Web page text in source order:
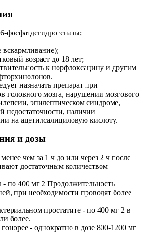
фосфатдегидрогеназы;
вскармливание);
возраст до 18 лет;
к норфлоксацину и другим
назначать препарат при
головного мозга, нарушении мозгового
эпилептическом синдроме,
недостаточности, наличии
на ацетилсалициловую кислоту.
и дозы
чем за 1 ч до или через 2 ч после
достаточным количеством
по 400 мг 2 Продолжительность
при необходимости проводят более
простатите - по 400 мг 2 в
более.
- однократно в дозе 800-1200 мг